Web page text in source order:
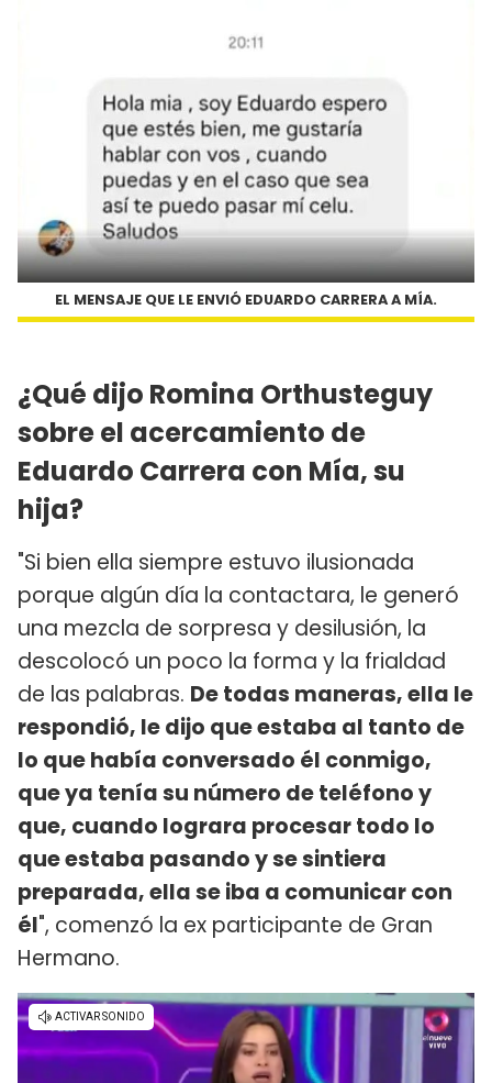
EL MENSAJE QUE LE ENVIÓ EDUARDO CARRERA A MÍA.
¿Qué dijo Romina Orthusteguy
sobre el acercamiento de
Eduardo Carrera con Mía, su
hija?
"Si bien ella siempre estuvo ilusionada
porque algún día la contactara, le generó
una mezcla de sorpresa y desilusión, la
descolocó un poco la forma y la frialdad
de las palabras. De todas maneras, ella le
respondió, le dijo que estaba al tanto de
lo que había conversado él conmigo,
que ya tenía su número de teléfono y
que, cuando lograra procesar todo lo
que estaba pasando y se sintiera
preparada, ella se iba a comunicar con
él", comenzó la ex participante de Gran
Hermano.